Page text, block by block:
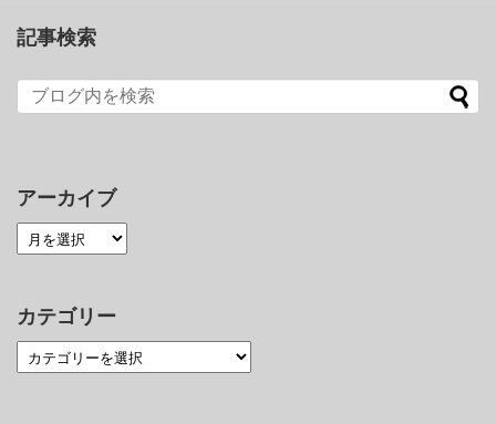
記事検索
アーカイブ
カテゴリー